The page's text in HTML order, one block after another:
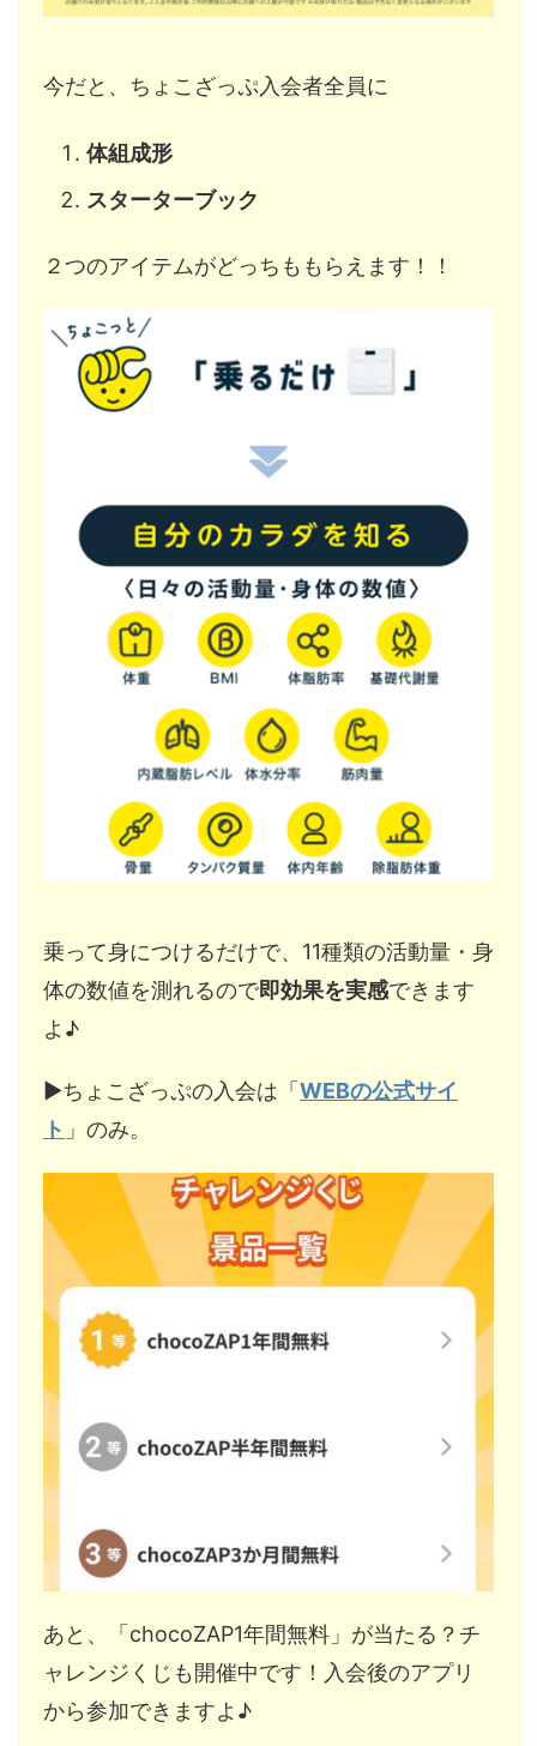
今だと、ちょこざっぷ入会者全員に
体組成形
スターターブック
２つのアイテムがどっちももらえます！！
乗って身につけるだけで、11種類の活動量・身
体の数値を測れるので即効果を実感できます
よ♪
▶︎ちょこざっぷの入会は「WEBの公式サイ
ト 」のみ。
あと、「chocoZAP1年間無料」が当たる？チ
ャレンジくじも開催中です！入会後のアプリ
から参加できますよ♪